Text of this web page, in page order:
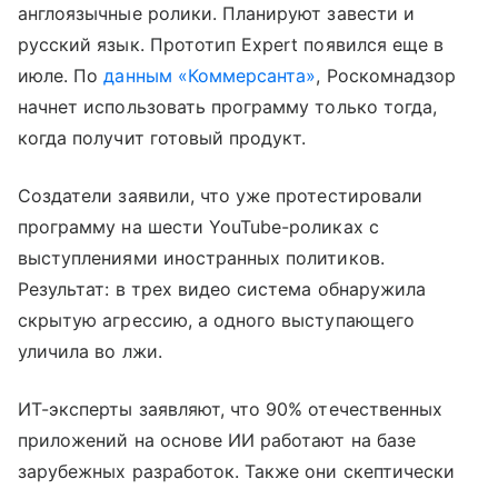
англоязычные ролики. Планируют завести и
русский язык. Прототип Expert появился еще в
июле. Поданным «Коммерсанта», Роскомнадзор
начнет использовать программу только тогда,
когда получит готовый продукт.
Создатели заявили, что уже протестировали
программу на шести YouTube-роликах с
выступлениями иностранных политиков.
Результат: в трех видео система обнаружила
скрытую агрессию, а одного выступающего
уличила во лжи.
ИТ-эксперты заявляют, что 90% отечественных
приложений на основе ИИ работают на базе
зарубежных разработок. Также они скептически